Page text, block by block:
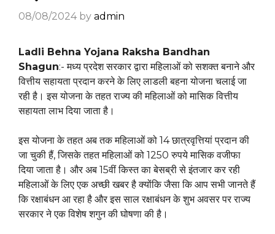
08/08/2024 by admin
Ladli Behna Yojana Raksha Bandhan
Shagun:- मध्य प्रदेश सरकार द्वारा महिलाओं को सशक्त बनाने और
वित्तीय सहायता प्रदान करने के लिए लाडली बहना योजना चलाई जा
रही है। इस योजना के तहत राज्य की महिलाओं को मासिक वित्तीय
सहायता लाभ दिया जाता है।
इस योजना के तहत अब तक महिलाओं को 14 छात्रवृत्तियां प्रदान की
जा चुकी हैं, जिसके तहत महिलाओं को 1250 रुपये मासिक वजीफा
दिया जाता है। और अब 15वीं किस्त का बेसब्री से इंतजार कर रही
महिलाओं के लिए एक अच्छी खबर है क्योंकि जैसा कि आप सभी जानते हैं
कि रक्षाबंधन आ रहा है और इस साल रक्षाबंधन के शुभ अवसर पर राज्य
सरकार ने एक विशेष शगुन की घोषणा की है।